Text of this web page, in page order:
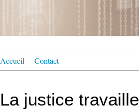
Accueil Contact
La justice